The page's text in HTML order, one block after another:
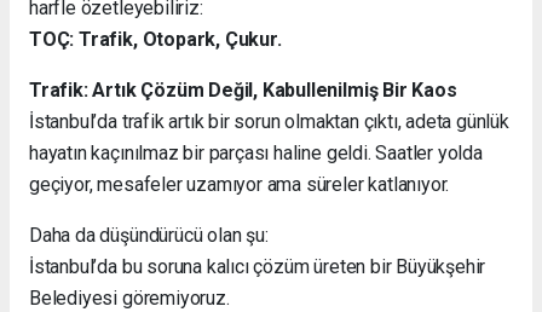
harfle özetleyebiliriz:
TOÇ: Trafik, Otopark, Çukur.
Trafik: Artık Çözüm Değil, Kabullenilmiş Bir Kaos
İstanbul’da trafik artık bir sorun olmaktan çıktı, adeta günlük
hayatın kaçınılmaz bir parçası haline geldi. Saatler yolda
geçiyor, mesafeler uzamıyor ama süreler katlanıyor.
Daha da düşündürücü olan şu:
İstanbul’da bu soruna kalıcı çözüm üreten bir Büyükşehir
Belediyesi göremiyoruz.